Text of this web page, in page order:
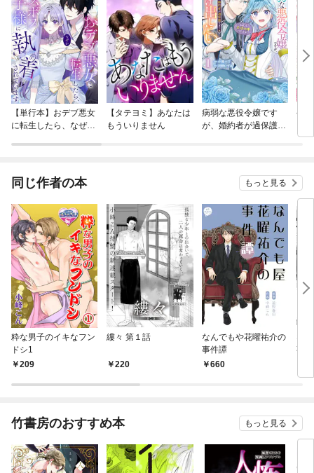
【単行本】おデブ悪女
に転生したら、なぜか
【タテヨミ】あなたは
もういりません
病弱な悪役令嬢です
が、婚約者が過保護す
公
同じ作者の本 もっと見る
粋な男子のイキなフン
ドシ1
209
縷々 第１話
220
なんでもや花曜祐介の
事件譚
660
な
事
竹書房のおすすめ本 もっと見る